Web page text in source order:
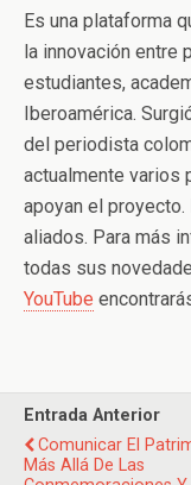
Es una plataforma
la innovación entre
estudiantes,
Iberoamérica.
del periodista
actualmente varios
apoyan el
aliados. Para más
todas sus
YouTube
Entrada Anterior
Comunicar El
Más Allá De Las